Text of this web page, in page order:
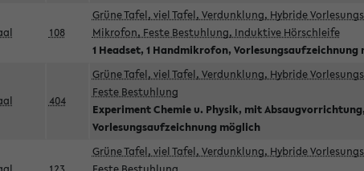
108
Grüne Tafel, viel Tafel, Verdunklung, Hybride
Mikrofon, Feste Bestuhlung, Induktive Hörschleife
1 Headset, 1 Handmikrofon, Vorlesungsaufzeichnung
404
Grüne Tafel, viel Tafel, Verdunklung, Hybride
Feste Bestuhlung
Experiment Chemie u. Physik, mit
Vorlesungsaufzeichnung möglich
Grüne Tafel, viel Tafel, Verdunklung, Hybride